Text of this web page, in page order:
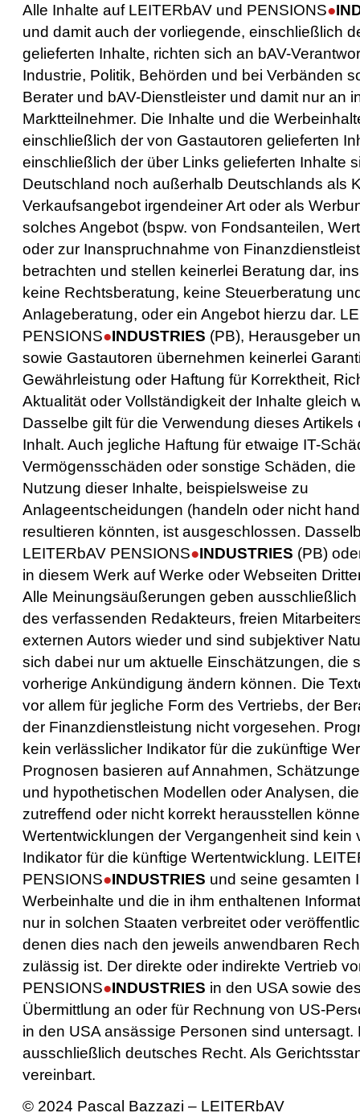
Alle Inhalte auf LEITERbAV und PENSIONS●
und damit auch der vorliegende, einschließlich
gelieferten Inhalte, richten sich an bAV-
Industrie, Politik, Behörden und bei Verbänden
Berater und bAV-Dienstleister und damit nur an
Marktteilnehmer. Die Inhalte und die
einschließlich der von Gastautoren gelieferten
einschließlich der über Links gelieferten Inhalte
Deutschland noch außerhalb Deutschlands als
Verkaufsangebot irgendeiner Art oder als
solches Angebot (bspw. von Fondsanteilen,
oder zur Inanspruchnahme von
betrachten und stellen keinerlei Beratung dar,
keine Rechtsberatung, keine Steuerberatung
Anlageberatung, oder ein Angebot hierzu dar.
PENSIONS●INDUSTRIES (PB), Herausgeber
sowie Gastautoren übernehmen keinerlei
Gewährleistung oder Haftung für Korrektheit,
Aktualität oder Vollständigkeit der Inhalte gleich
Dasselbe gilt für die Verwendung dieses Artikels
Inhalt. Auch jegliche Haftung für etwaige IT-
Vermögensschäden oder sonstige Schäden, die
Nutzung dieser Inhalte, beispielsweise zu
Anlageentscheidungen (handeln oder nicht
resultieren könnten, ist ausgeschlossen.
LEITERbAV PENSIONS●INDUSTRIES (PB)
in diesem Werk auf Werke oder Webseiten
Alle Meinungsäußerungen geben
des verfassenden Redakteurs, freien
externen Autors wieder und sind subjektiver
sich dabei nur um aktuelle Einschätzungen, die
vorherige Ankündigung ändern können. Die
vor allem für jegliche Form des Vertriebs, der
der Finanzdienstleistung nicht vorgesehen.
kein verlässlicher Indikator für die zukünftige
Prognosen basieren auf Annahmen, Schä
und hypothetischen Modellen oder Analysen,
zutreffend oder nicht korrekt herausstellen kö
Wertentwicklungen der Vergangenheit sind kein
Indikator für die künftige Wertentwicklung.
PENSIONS●INDUSTRIES und seine gesamten
Werbeinhalte und die in ihm enthaltenen
nur in solchen Staaten verbreitet oder verö
denen dies nach den jeweils anwendbaren
zul ässig ist. Der direkte oder indirekte Vertrieb
PENSIONS●INDUSTRIES in den USA sowie
Übermittlung an oder für Rechnung von US-
in den USA ansässige Personen sind untersagt.
ausschließlich deutsches Recht. Als
vereinbart.
© 2024 Pascal Bazzazi – LEITERbAV